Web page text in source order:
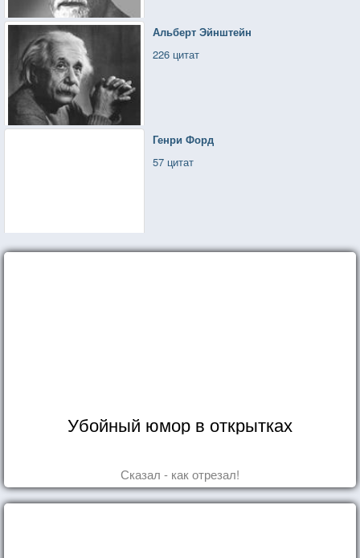
Альберт Эйнштейн
226 цитат
Генри Форд
57 цитат
Убойный юмор в открытках
Сказал - как отрезал!